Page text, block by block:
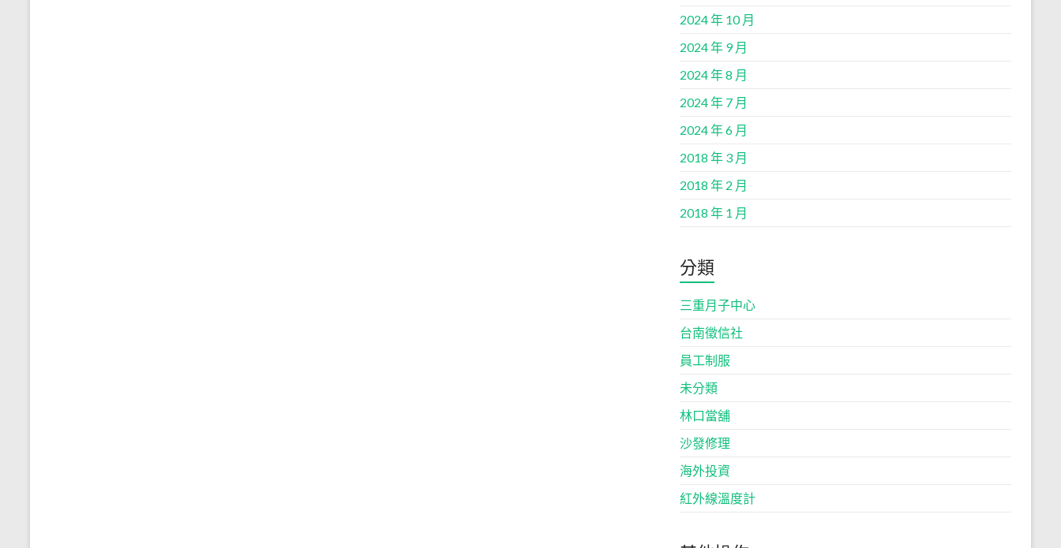
2024 年 10 月
2024 年 9 月
2024 年 8 月
2024 年 7 月
2024 年 6 月
2018 年 3 月
2018 年 2 月
2018 年 1 月
分類
三重月子中心
台南徵信社
員工制服
未分類
林口當舖
沙發修理
海外投資
紅外線溫度計